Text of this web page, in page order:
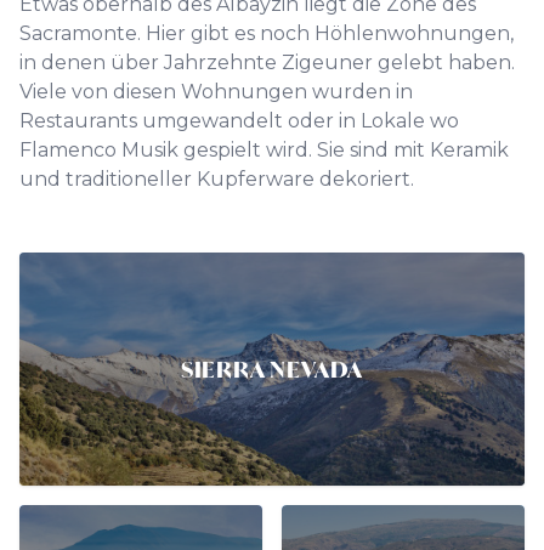
Sacramonte. Hier gibt es noch Höhlenwohnungen,
in denen über Jahrzehnte Zigeuner gelebt haben.
Viele von diesen Wohnungen wurden in
Restaurants umgewandelt oder in Lokale wo
Flamenco Musik gespielt wird. Sie sind mit Keramik
und traditioneller Kupferware dekoriert.
SIERRA NEVADA